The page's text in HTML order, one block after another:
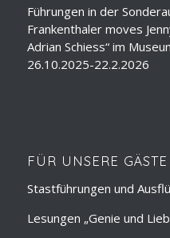
Führungen in der
Frankenthaler moves
Adrian Schiess“ im
26.10.2025-22.2.2026
FÜR UNSERE GÄSTE
Stastführungen und
Lesungen „Genie und